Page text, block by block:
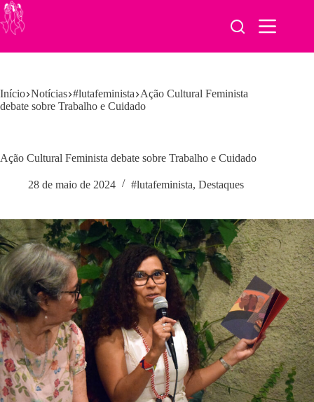
Pular
para
o
Início Notícias #lutafeminista Ação Cultural Feminista
debate sobre Trabalho e Cuidado
Ação Cultural Feminista debate sobre Trabalho e Cuidado
28 de maio de 2024 #lutafeminista, Destaques